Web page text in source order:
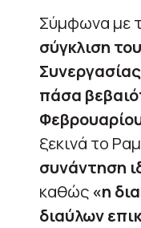
Σύμφωνα με
σύγκλιση
πάσα
ξεκινά το
συνάντηση
καθώς«η
διαύλων